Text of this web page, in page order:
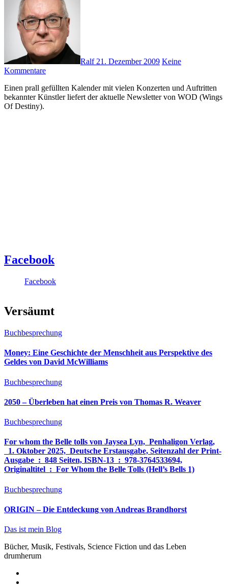
Ralf 21. Dezember 2009 Keine
Kommentare
Einen prall gefüllten Kalender mit vielen Konzerten und Auftritten
bekannter Künstler liefert der aktuelle Newsletter von WOD (Wings
Of Destiny).
Facebook
Facebook
Versäumt
Buchbesprechung
Money: Eine Geschichte der Menschheit aus Perspektive des
Geldes von David McWilliams
Buchbesprechung
2050 – Überleben hat einen Preis von Thomas R. Weaver
Buchbesprechung
For whom the Belle tolls von Jaysea Lyn, ‎ Penhaligon Verlag,
‎ 1. Oktober 2025, ‎ Deutsche Erstausgabe, Seitenzahl der Print-
Ausgabe ‏ : ‎ 848 Seiten, ISBN-13 ‏ : ‎ 978-3764533694,
Originaltitel ‏ : ‎ For Whom the Belle Tolls (Hell’s Bells 1)
Buchbesprechung
ORIGIN – Die Entdeckung von Andreas Brandhorst
Das ist mein Blog
Bücher, Musik, Festivals, Science Fiction und das Leben
drumherum